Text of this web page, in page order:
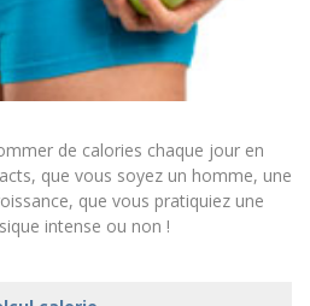
de calories chaque jour en
que vous soyez un homme, une
que vous pratiquiez une
intense ou non !